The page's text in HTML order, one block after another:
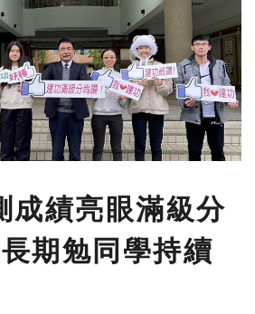
成績亮眼滿級分
期勉同學持續